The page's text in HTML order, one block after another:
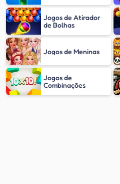
Jogos de Atirador
de Bolhas
Jogos de Meninas
Jogos de
Combinações